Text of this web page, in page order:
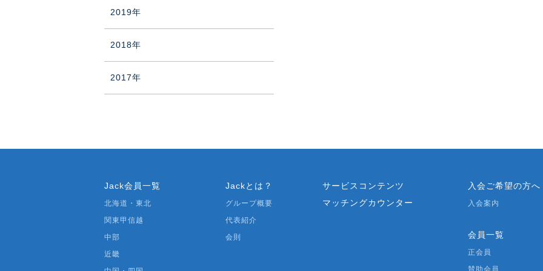
2019年
2018年
2017年
Jack会員一覧
北海道・東北
関東甲信越
中部
近畿
Jackとは？
グループ概要
代表紹介
会則
サービスコンテンツ
マッチングカウンター
入会ご希望の方へ
入会案内
会員一覧
正会員
賛助会員